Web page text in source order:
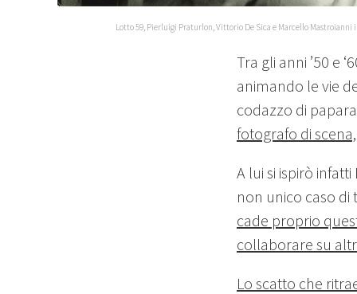
Lotto 59, Pierluigi Praturlon, Vittorio De Sica e Marcello Mastroianni
Tra gli anni ’50 e
animando le vie
codazzo di
fotografo di
A lui si ispirò
non unico caso di
cade proprio
collaborare su
Lo scatto che